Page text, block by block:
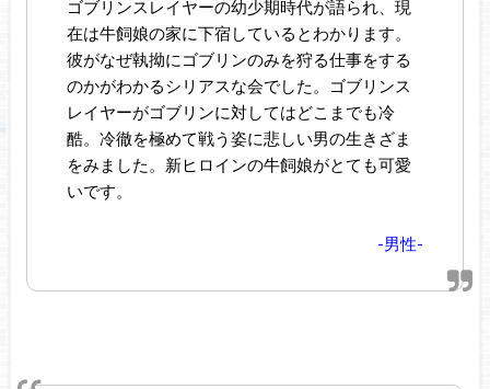
ゴブリンスレイヤーの幼少期時代が語られ、現
在は牛飼娘の家に下宿しているとわかります。
彼がなぜ執拗にゴブリンのみを狩る仕事をする
のかがわかるシリアスな会でした。ゴブリンス
レイヤーがゴブリンに対してはどこまでも冷
酷。冷徹を極めて戦う姿に悲しい男の生きざま
をみました。新ヒロインの牛飼娘がとても可愛
いです。
-男性-